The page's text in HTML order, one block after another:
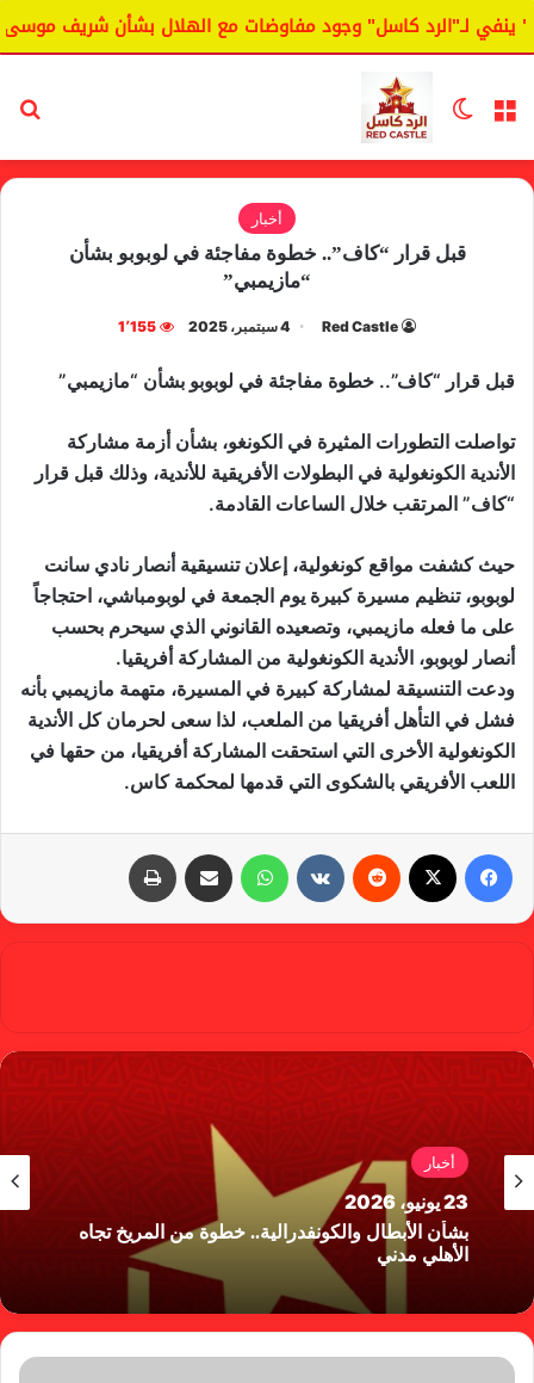
لـ"الرد كاسل" وجود مفاوضات مع الهلال بشأن شريف موسى.
القائمة الوضع المظلم
أخبار
قبل قرار “كاف”.. خطوة مفاجئة في لوبوبو بشأن
“مازيمبي”
Red Castle 4 سبتمبر، 2025 1٬155
قبل قرار “كاف”.. خطوة مفاجئة في لوبوبو بشأن “مازيمبي”
تواصلت التطورات المثيرة في الكونغو، بشأن أزمة مشاركة
الأندية الكونغولية في البطولات الأفريقية للأندية، وذلك قبل قرار
“كاف” المرتقب خلال الساعات القادمة.
حيث كشفت مواقع كونغولية، إعلان تنسيقية أنصار نادي سانت
لوبوبو، تنظيم مسيرة كبيرة يوم الجمعة في لوبومباشي، احتجاجاً
على ما فعله مازيمبي، وتصعيده القانوني الذي سيحرم بحسب
أنصار لوبوبو، الأندية الكونغولية من المشاركة أفريقيا.
ودعت التنسيقة لمشاركة كبيرة في المسيرة، متهمة مازيمبي بأنه
فشل في التأهل أفريقيا من الملعب، لذا سعى لحرمان كل الأندية
الكونغولية الأخرى التي استحقت المشاركة أفريقيا، من حقها في
اللعب الأفريقي بالشكوى التي قدمها لمحكمة كاس.
واتساب
أخبار
23 يونيو، 2026
بشأن الأبطال والكونفدرالية.. خطوة من المريخ تجاه
الأهلي مدني